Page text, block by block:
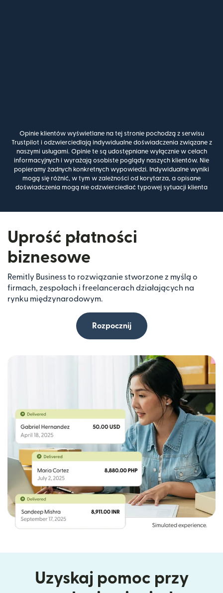
Opinie klientów wyświetlane na tej stronie pochodzą z serwisu
Trustpilot i odzwierciedlają indywidualne doświadczenia związane z
naszymi usługami. Opinie te są udostępniane wyłącznie w celach
informacyjnych i wyrażają osobiste poglądy naszych klientów. Nie
popieramy żadnych konkretnych wypowiedzi. Indywidualne wyniki
mogą się różnić, w tym w zależności od korytarza, a opisane
doświadczenia mogą nie odzwierciedlać typowej sytuacji klienta
Uprość płatności
biznesowe
Remitly Business to rozwiązanie stworzone z myślą o
firmach, zespołach i freelancerach działających na
rynku międzynarodowym.
Rozpocznij
Uzyskaj pomoc przy